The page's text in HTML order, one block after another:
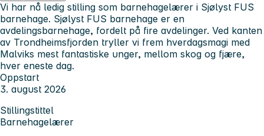
Vi har nå ledig stilling som barnehagelærer i Sjølyst FUS
barnehage. Sjølyst FUS barnehage er en
avdelingsbarnehage, fordelt på fire avdelinger. Ved kanten
av Trondheimsfjorden tryller vi frem hverdagsmagi med
Malviks mest fantastiske unger, mellom skog og fjære,
hver eneste dag.
Oppstart
3. august 2026
Stillingstittel
Barnehagelærer